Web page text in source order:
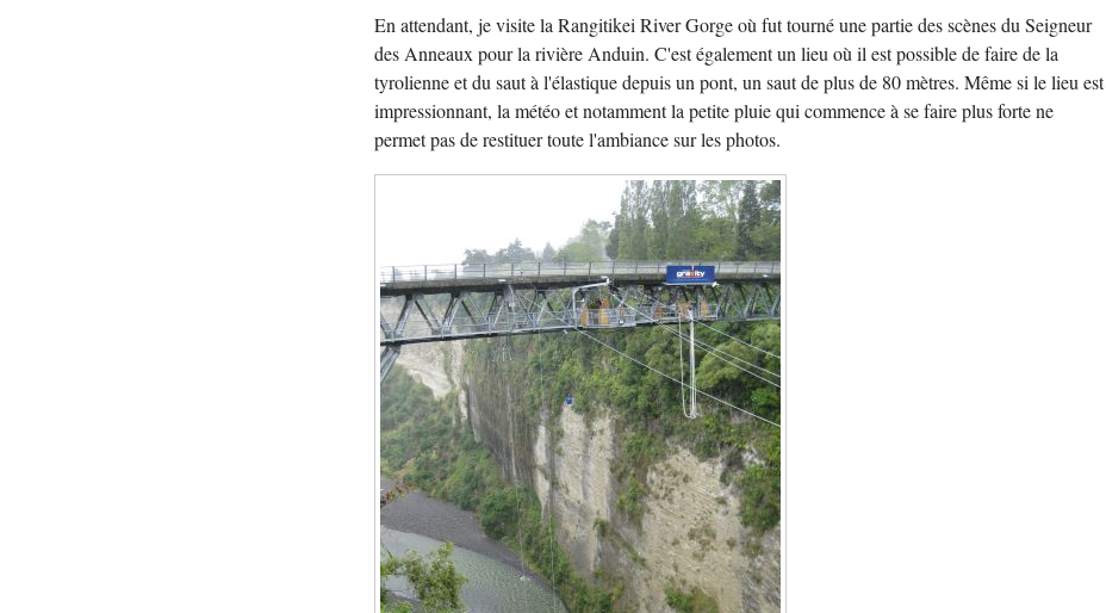
En attendant, je visite la Rangitikei River Gorge où fut tourné une partie des scènes du Seigneur
des Anneaux pour la rivière Anduin. C'est également un lieu où il est possible de faire de la
tyrolienne et du saut à l'élastique depuis un pont, un saut de plus de 80 mètres. Même si le lieu est
impressionnant, la météo et notamment la petite pluie qui commence à se faire plus forte ne
permet pas de restituer toute l'ambiance sur les photos.